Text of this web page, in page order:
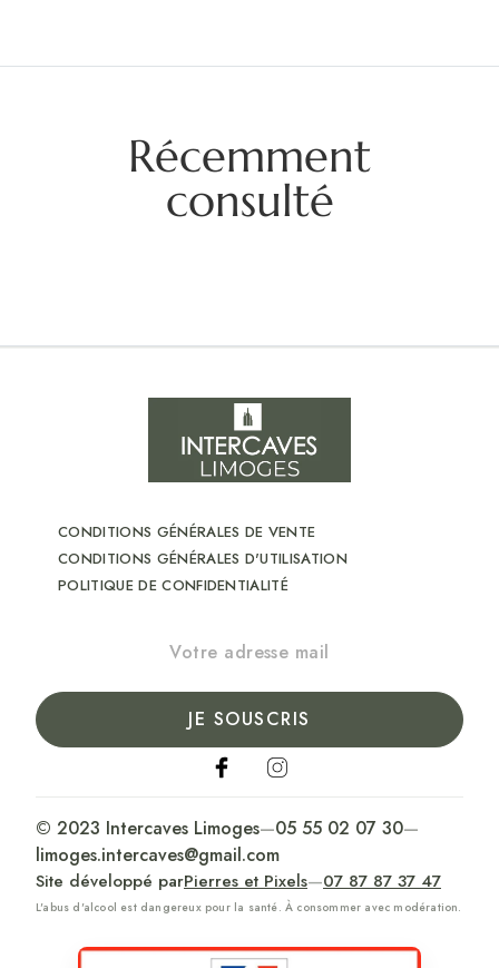
Récemment
consulté
CONDITIONS GÉNÉRALES DE VENTE
CONDITIONS GÉNÉRALES D'UTILISATION
POLITIQUE DE CONFIDENTIALITÉ
JE SOUSCRIS
© 2023 Intercaves Limoges—05 55 02 07 30—
limoges.intercaves@gmail.com
Site développé parPierres et Pixels—07 87 87 37 47
L'abus d'alcool est dangereux pour la santé. À consommer avec modération.